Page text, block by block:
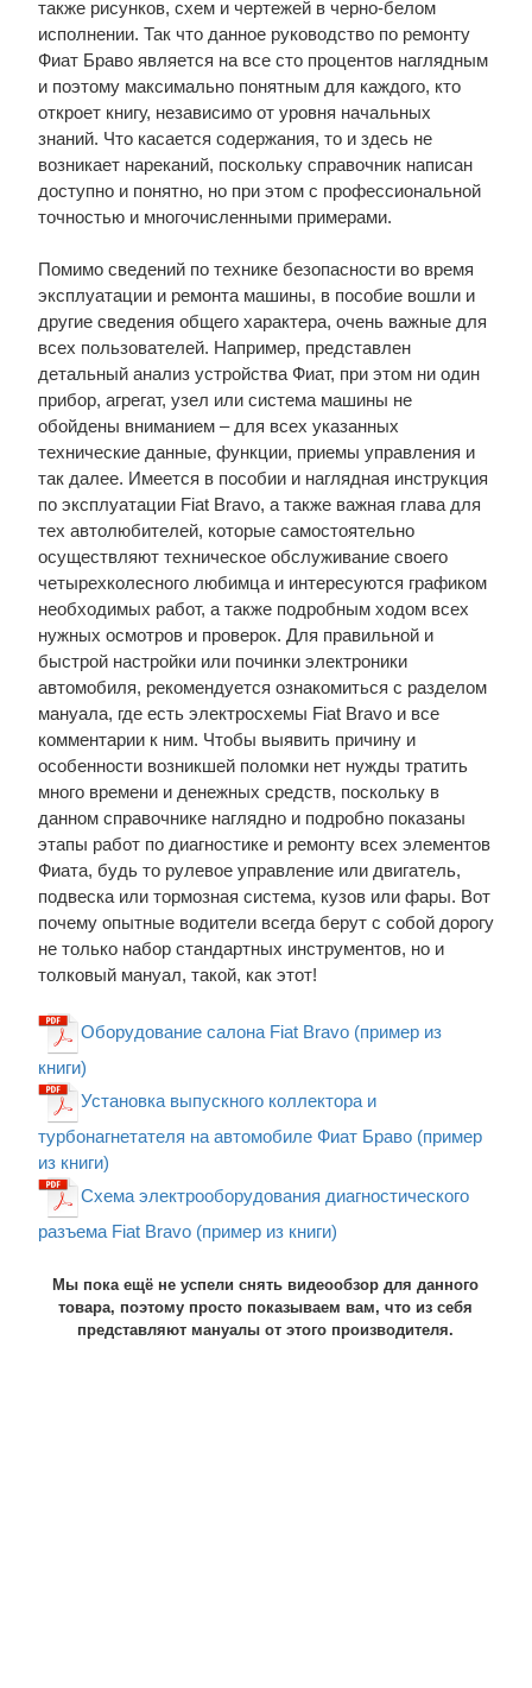
также рисунков, схем и чертежей в черно-белом
исполнении. Так что данное руководство по ремонту
Фиат Браво является на все сто процентов наглядным
и поэтому максимально понятным для каждого, кто
откроет книгу, независимо от уровня начальных
знаний. Что касается содержания, то и здесь не
возникает нареканий, поскольку справочник написан
доступно и понятно, но при этом с профессиональной
точностью и многочисленными примерами.
Помимо сведений по технике безопасности во время
эксплуатации и ремонта машины, в пособие вошли и
другие сведения общего характера, очень важные для
всех пользователей. Например, представлен
детальный анализ устройства Фиат, при этом ни один
прибор, агрегат, узел или система машины не
обойдены вниманием – для всех указанных
технические данные, функции, приемы управления и
так далее. Имеется в пособии и наглядная инструкция
по эксплуатации Fiat Bravo, а также важная глава для
тех автолюбителей, которые самостоятельно
осуществляют техническое обслуживание своего
четырехколесного любимца и интересуются графиком
необходимых работ, а также подробным ходом всех
нужных осмотров и проверок. Для правильной и
быстрой настройки или починки электроники
автомобиля, рекомендуется ознакомиться с разделом
мануала, где есть электросхемы Fiat Bravo и все
комментарии к ним. Чтобы выявить причину и
особенности возникшей поломки нет нужды тратить
много времени и денежных средств, поскольку в
данном справочнике наглядно и подробно показаны
этапы работ по диагностике и ремонту всех элементов
Фиата, будь то рулевое управление или двигатель,
подвеска или тормозная система, кузов или фары. Вот
почему опытные водители всегда берут с собой дорогу
не только набор стандартных инструментов, но и
толковый мануал, такой, как этот!
Оборудование салона Fiat Bravo (пример из
книги)
Установка выпускного коллектора и
турбонагнетателя на автомобиле Фиат Браво (пример
из книги)
Схема электрооборудования диагностического
разъема Fiat Bravo (пример из книги)
Мы пока ещё не успели снять видеообзор для данного
товара, поэтому просто показываем вам, что из себя
представляют мануалы от этого производителя.